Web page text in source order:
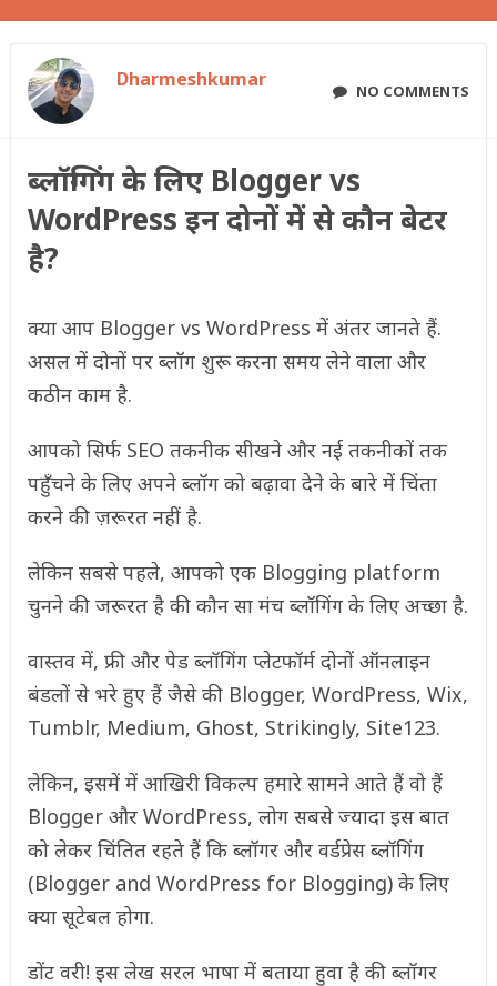
Dharmeshkumar NO COMMENTS
ब्लॉग्गिंग के लिए Blogger vs
WordPress इन दोनों में से कौन बेटर
है?
क्या आप Blogger vs WordPress में अंतर जानते हैं.
असल में दोनों पर ब्लॉग शुरू करना समय लेने वाला और
कठीन काम है.
आपको सिर्फ SEO तकनीक सीखने और नई तकनीकों तक
पहुँचने के लिए अपने ब्लॉग को बढ़ावा देने के बारे में चिंता
करने की ज़रूरत नहीं है.
लेकिन सबसे पहले, आपको एक Blogging platform
चुनने की जरूरत है की कौन सा मंच ब्लॉगिंग के लिए अच्छा है.
वास्तव में, फ्री और पेड ब्लॉगिंग प्लेटफॉर्म दोनों ऑनलाइन
बंडलों से भरे हुए हैं जैसे की Blogger, WordPress, Wix,
Tumblr, Medium, Ghost, Strikingly, Site123.
लेकिन, इसमें में आखिरी विकल्प हमारे सामने आते हैं वो हैं
Blogger और WordPress, लोग सबसे ज्यादा इस बात
को लेकर चिंतित रहते हैं कि ब्लॉगर और वर्डप्रेस ब्लॉगिंग
(Blogger and WordPress for Blogging) के लिए
क्या सूटेबल होगा.
डोंट वरी! इस लेख सरल भाषा में बताया हुवा है की ब्लॉगर